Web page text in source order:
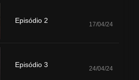
Episódio 2 17/04/24
Episódio 3 24/04/24